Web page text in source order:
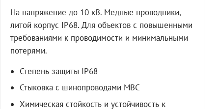
На напряжение до 10 кВ. Медные проводники,
литой корпус IP68. Для объектов с повышенными
требованиями к проводимости и минимальными
потерями.
Степень защиты IP68
Стыковка с шинопроводами МВС
Химическая стойкость и устойчивость к